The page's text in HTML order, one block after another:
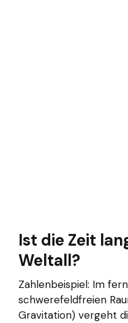
Ist die Zeit
Weltall?
Zahlenbeispiel: Im
schwerefeldfreien
Gravitation) vergeht